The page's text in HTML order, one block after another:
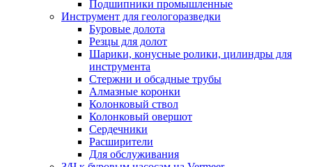
Подшипники промышленные
Инструмент для геологоразведки
Буровые долота
Резцы для долот
Шарики, конусные ролики, цилиндры для
инструмента
Стержни и обсадные трубы
Алмазные коронки
Колонковый ствол
Колонковый овершот
Сердечники
Расширители
Для обслуживания